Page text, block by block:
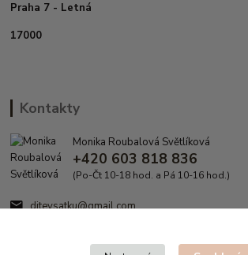
Praha 7 - Letná
17000
Kontakty
Monika Roubalová Světlíková
+420 603 818 836
(Po-Čt 10-18 hod. a Pá 10-16 hod.)
ditevsatku@gmail.com